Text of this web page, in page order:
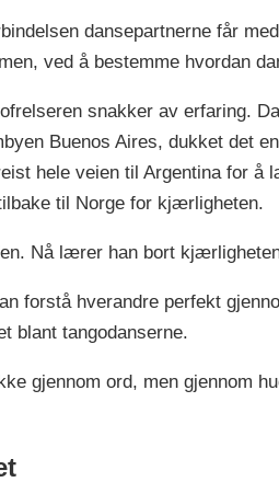
dansepartnerne får
ved å bestemme hvordan
snakker av erfaring.
Buenos Aires, dukket det
hele veien til Argentina for å
til Norge for kjærligheten.
Nå lærer han bort
forstå hverandre perfekt
blant tangodanserne.
gjennom ord, men gjennom